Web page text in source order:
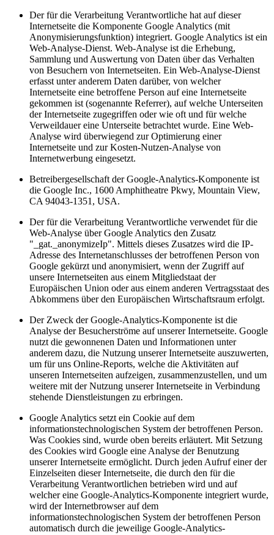
Der für die Verarbeitung Verantwortliche hat auf dieser
Internetseite die Komponente Google Analytics (mit
Anonymisierungsfunktion) integriert. Google Analytics ist ein
Web-Analyse-Dienst. Web-Analyse ist die Erhebung,
Sammlung und Auswertung von Daten über das Verhalten
von Besuchern von Internetseiten. Ein Web-Analyse-Dienst
erfasst unter anderem Daten darüber, von welcher
Internetseite eine betroffene Person auf eine Internetseite
gekommen ist (sogenannte Referrer), auf welche Unterseiten
der Internetseite zugegriffen oder wie oft und für welche
Verweildauer eine Unterseite betrachtet wurde. Eine Web-
Analyse wird überwiegend zur Optimierung einer
Internetseite und zur Kosten-Nutzen-Analyse von
Internetwerbung eingesetzt.
Betreibergesellschaft der Google-Analytics-Komponente ist
die Google Inc., 1600 Amphitheatre Pkwy, Mountain View,
CA 94043-1351, USA.
Der für die Verarbeitung Verantwortliche verwendet für die
Web-Analyse über Google Analytics den Zusatz
"_gat._anonymizeIp". Mittels dieses Zusatzes wird die IP-
Adresse des Internetanschlusses der betroffenen Person von
Google gekürzt und anonymisiert, wenn der Zugriff auf
unsere Internetseiten aus einem Mitgliedstaat der
Europäischen Union oder aus einem anderen Vertragsstaat des
Abkommens über den Europäischen Wirtschaftsraum erfolgt.
Der Zweck der Google-Analytics-Komponente ist die
Analyse der Besucherströme auf unserer Internetseite. Google
nutzt die gewonnenen Daten und Informationen unter
anderem dazu, die Nutzung unserer Internetseite auszuwerten,
um für uns Online-Reports, welche die Aktivitäten auf
unseren Internetseiten aufzeigen, zusammenzustellen, und um
weitere mit der Nutzung unserer Internetseite in Verbindung
stehende Dienstleistungen zu erbringen.
Google Analytics setzt ein Cookie auf dem
informationstechnologischen System der betroffenen Person.
Was Cookies sind, wurde oben bereits erläutert. Mit Setzung
des Cookies wird Google eine Analyse der Benutzung
unserer Internetseite ermöglicht. Durch jeden Aufruf einer der
Einzelseiten dieser Internetseite, die durch den für die
Verarbeitung Verantwortlichen betrieben wird und auf
welcher eine Google-Analytics-Komponente integriert wurde,
wird der Internetbrowser auf dem
informationstechnologischen System der betroffenen Person
automatisch durch die jeweilige Google-Analytics-